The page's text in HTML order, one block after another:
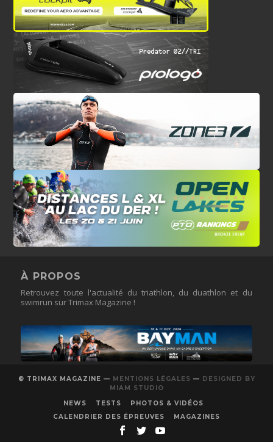
À PROPOS
Retrouvez toute l'actualité du triathlon, du duathlon et du
swimrun sur Trimax Magazine !
© TRIMAX MAGAZINE — MENTIONS LÉGALES — DESIGNED BY
MIAM STUDIO
NEWS
TESTS
PHOTOS & VIDÉOS
CALENDRIER DES ÉPREUVES
MAGAZINES